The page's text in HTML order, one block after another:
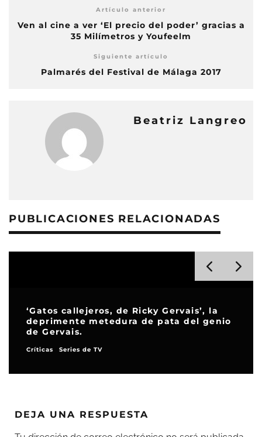
Artículo anterior
Ven al cine a ver ‘El precio del poder’ gracias a
35 Milímetros y Youfeelm
Siguiente artículo
Palmarés del Festival de Málaga 2017
Beatriz Langreo
PUBLICACIONES RELACIONADAS
‘Gatos callejeros, de Ricky Gervais’, la
deprimente metedura de pata del genio
de Gervais.
Críticas Series de TV
DEJA UNA RESPUESTA